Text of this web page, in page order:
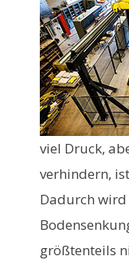
viel Druck,
verhindern,
Dadurch
größtenteils